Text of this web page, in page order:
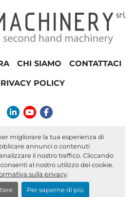
migliorare la tua esperienza di
annunci o contenuti
il nostro traffico. Cliccando
al nostro utilizzo dei cookie.
sulla privacy.
Per saperne di più
CHI SIAMO CONTATTACI
POLICY
linkedinyoutubefacebook
sito web diMachinio
le preferenze sui Cookies